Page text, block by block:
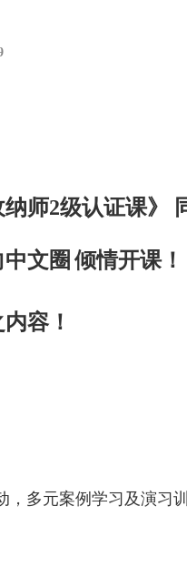
纳师2级认证课》
中文圈 倾情开课！
内容！
，多元案例学习及演习